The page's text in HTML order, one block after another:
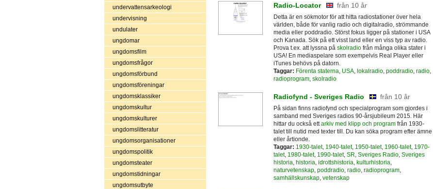
undervattensarkeologi
undervisning
undulater
ungdomar
ungdomsfilm
ungdomsfrågor
ungdomsförbund
ungdomsföreningar
ungdomsklassiker
ungdomskultur
ungdomskulturer
ungdomslitteratur
ungdomsorganisationer
ungdomspolitik
ungdomsteater
ungdomstidningar
ungdomsutbyte
Radio-Locator från 10 år
Detta är en sökmotor för att hitta radiostationer över hela
världen, både för vanlig radio och digitalradio, strömmande
media eller poddradio. Störst fokus ligger på stationer i USA
och Kanada. Sök på ett visst land eller en viss typ av radio.
Prova t.ex. att lyssna på skolradiofrån många olika stater i
USA! En mediaspelare som exempelvis Real Player eller
iTunes behövs på datorn.
Taggar: Förenta staterna, USA, lokalradio, poddradio, radio,
radioprogram, skolradio
Radiofynd - Sveriges Radio från 10 år
På sidan finns radiofynd och specialprogram som gjordes i
samband med Sveriges radios 90-årsjubileum 2015. Här
hittar du också ettarkiv med klipp och programfrån 1930-
talet till nutid med texter till. Du kan söka program efter ämne
eller årtionde.
Taggar: 1930-talet, 1940-talet, 1950-talet, 1960-talet, 1970-
talet, 1980-talet, 1990-talet, SR, Sveriges Radio, Sveriges
historia, historia, idrottshistoria, kulturhistoria,
naturvetenskap, poddradio, radio, radioprogram,
samhällskunskap, vetenskap